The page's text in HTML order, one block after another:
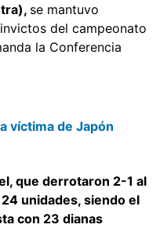
se mantuvo
del campeonato
la Conferencia
víctima de Japón
que derrotaron 2-1 al
unidades, siendo el
con 23 dianas